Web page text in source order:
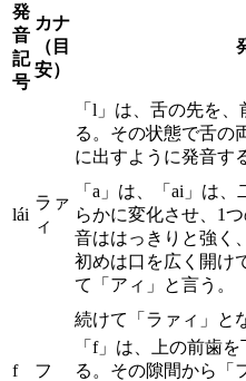
発
音
記
号
カナ
（目
安）
lái
ラァ
ィ
「l」は、舌の先を
る。その状態で舌の
に出すように発音す
「a」は、「ai」は
らかに変化させ、1
音ははっきりと強く
初めは口を広く開け
て「アィ」と言う。
続けて「ラァィ」と
f フ
「f」は、上の前歯
る。その隙間から「